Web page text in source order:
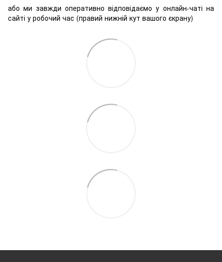
або ми завжди оперативно відповідаємо у онлайн-чаті на
сайті у робочий час (правий нижній кут вашого єкрану)